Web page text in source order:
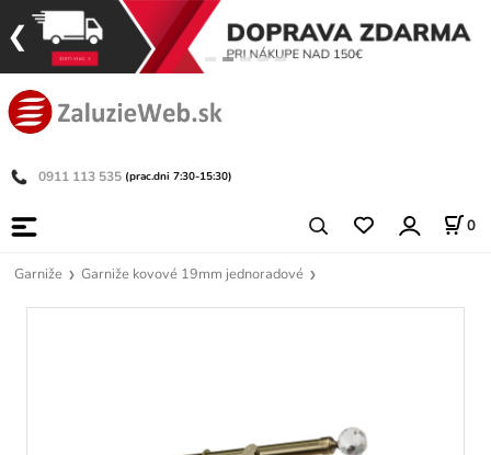
0911 113 535 (prac.dni 7:30-15:30)
0
Garniže Garniže kovové 19mm jednoradové